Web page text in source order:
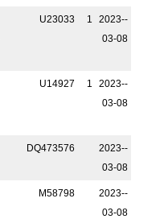
U23033 1
2023-­
03-08
U14927 1
2023-­
03-08
DQ473576
2023-­
03-08
M58798
2023-­
03-08